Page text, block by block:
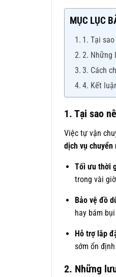
MỤC LỤC
1. Tại
2. Những
3. Cách
4. Kết
1. Tại sao
Việc tự vận
dịch vụ chuyển
Tối ưu thời
trong vài
Bảo vệ đồ
hay bám
Hỗ trợ lắp
sớm ổn
2. Những